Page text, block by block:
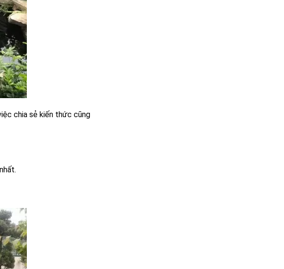
chia sẻ kiến thức cũng